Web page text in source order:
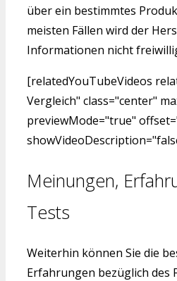
über ein bestimmtes
meisten Fällen wird der
Informationen nicht
[relatedYouTubeVideos
Vergleich" class="center"
previewMode="true"
Meinungen,
Tests
Weiterhin können Sie die
Erfahrungen bezüglich des